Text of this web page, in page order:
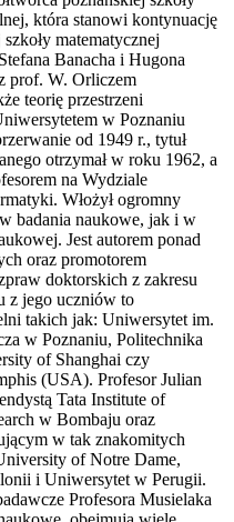
która stanowi kontynuację
matematycznej
Banacha i Hugona
prof. W. Orliczem
teorię przestrzeni
w Poznaniu
od 1949 r., tytuł
otrzymał w roku 1962, a
na Wydziale
Włożył ogromny
badania naukowe, jak i w
Jest autorem ponad
oraz promotorem
doktorskich z zakresu
z jego uczniów to
takich jak: Uniwersytet im.
w Poznaniu, Politechnika
of Shanghai czy
(USA). Profesor Julian
Tata Institute of
w Bombaju oraz
w tak znakomitych
of Notre Dame,
i Uniwersytet w Perugii.
Profesora Musielaka